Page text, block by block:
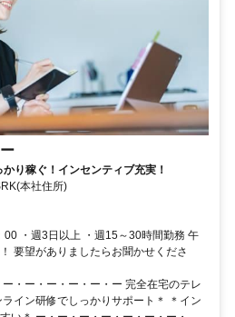
り稼ぐ！インセンティブ充実！
本社住所)
・週3日以上 ・週15～30時間勤務 午
要望がありましたらお聞かせくださ
・ー・ー・ー・ー・ー 完全在宅のテレ
イン研修でしっかりサポート＊ ＊イン